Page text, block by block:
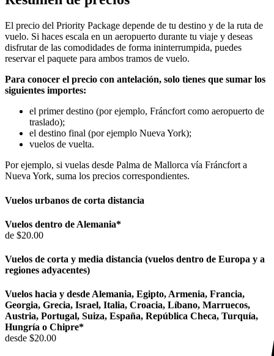
El precio del Priority Package depende de tu destino y de la ruta de
vuelo. Si haces escala en un aeropuerto durante tu viaje y deseas
disfrutar de las comodidades de forma ininterrumpida, puedes
reservar el paquete para ambos tramos de vuelo.
Para conocer el precio con antelación, solo tienes que sumar los
siguientes importes:
el primer destino (por ejemplo, Fráncfort como aeropuerto de
traslado);
el destino final (por ejemplo Nueva York);
vuelos de vuelta.
Por ejemplo, si vuelas desde Palma de Mallorca vía Fráncfort a
Nueva York, suma los precios correspondientes.
Vuelos urbanos de corta distancia
Vuelos dentro de Alemania*
de $20.00
Vuelos de corta y media distancia (vuelos dentro de Europa y a
regiones adyacentes)
Vuelos hacia y desde Alemania, Egipto, Armenia, Francia,
Georgia, Grecia, Israel, Italia, Croacia, Líbano, Marruecos,
Austria, Portugal, Suiza, España, República Checa, Turquía,
Hungría o Chipre*
desde $20.00